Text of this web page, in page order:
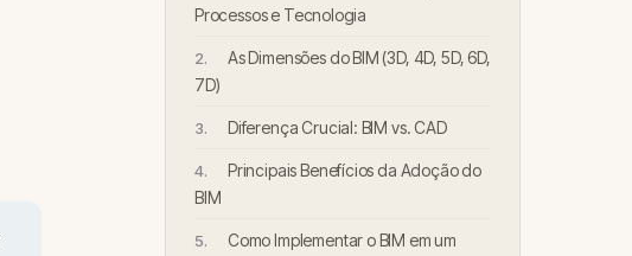
Processos e Tecnologia
As Dimensões do BIM (3D, 4D, 5D, 6D,
7D)
Diferença Crucial: BIM vs. CAD
Principais Benefícios da Adoção do
BIM
Como Implementar o BIM em um